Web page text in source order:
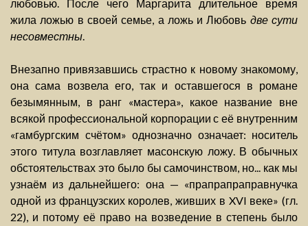
любовью. После чего Маргарита длительное время
жила ложью в своей семье, а ложь и Любовь две сути
несовместны.
Внезапно привязавшись страстно к новому знакомому,
она сама возвела его, так и оставшегося в романе
безымянным, в ранг «мастера», какое название вне
всякой профессиональной корпорации с её внутренним
«гамбургским счётом» однозначно означает: носитель
этого титула возглавляет масонскую ложу. В обычных
обстоятельствах это было бы самочинством, но... как мы
узнаём из дальнейшего: она — «прапрапраправнучка
одной из французских королев, живших в XVI веке» (гл.
22), и потому её право на возведение в степень было